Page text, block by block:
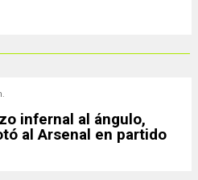
infernal al ángulo,
al Arsenal en partido